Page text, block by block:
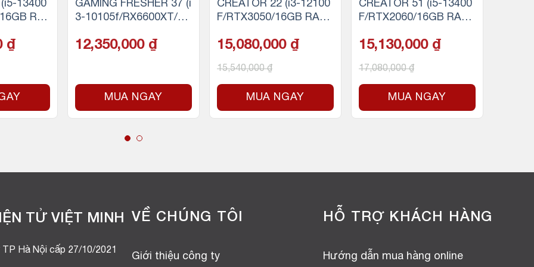
13400
RA
₫
GAMING FRESHER 37 (i
3-10105f/RX6600XT/16
12,350,000 ₫
MUA NGAY
CREATOR 22 (i3-12100
F/RTX3050/16GB RAM/
15,080,000 ₫
15,540,000₫
MUA NGAY
CREATOR 51 (i5-13400
F/RTX2060/16GB RAM/
15,130,000 ₫
17,080,000₫
MUA NGAY
TỬ VIỆT MINH
Hà Nội cấp 27/10/2021
VỀ CHÚNG TÔI
Giới thiệu công ty
HỖ TRỢ KHÁCH HÀNG
Hướng dẫn mua hàng online